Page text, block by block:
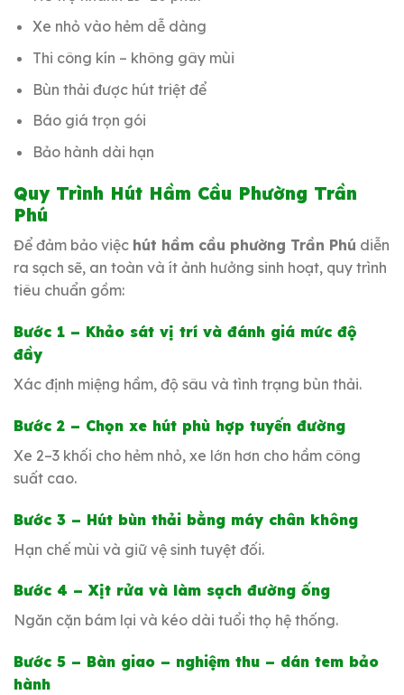
Xe nhỏ vào hẻm dễ dàng
Thi công kín – không gây mùi
Bùn thải được hút triệt để
Báo giá trọn gói
Bảo hành dài hạn
Quy Trình Hút Hầm Cầu Phường Trần
Phú
Để đảm bảo việc hút hầm cầu phường Trần Phú diễn
ra sạch sẽ, an toàn và ít ảnh hưởng sinh hoạt, quy trình
tiêu chuẩn gồm:
Bước 1 – Khảo sát vị trí và đánh giá mức độ
đầy
Xác định miệng hầm, độ sâu và tình trạng bùn thải.
Bước 2 – Chọn xe hút phù hợp tuyến đường
Xe 2–3 khối cho hẻm nhỏ, xe lớn hơn cho hầm công
suất cao.
Bước 3 – Hút bùn thải bằng máy chân không
Hạn chế mùi và giữ vệ sinh tuyệt đối.
Bước 4 – Xịt rửa và làm sạch đường ống
Ngăn cặn bám lại và kéo dài tuổi thọ hệ thống.
Bước 5 – Bàn giao – nghiệm thu – dán tem bảo
hành